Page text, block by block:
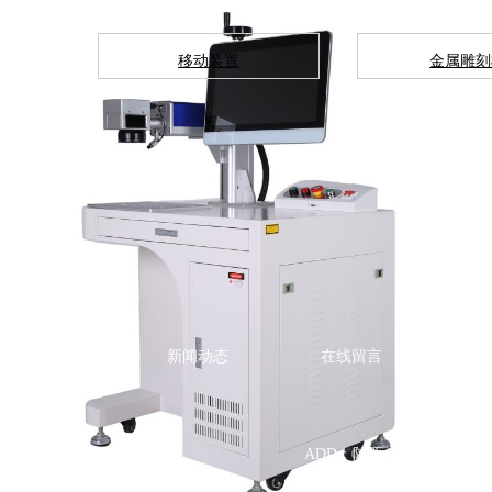
移动装置 金属雕
新闻动态 在线留言
ADD：陕西省西安市高新区